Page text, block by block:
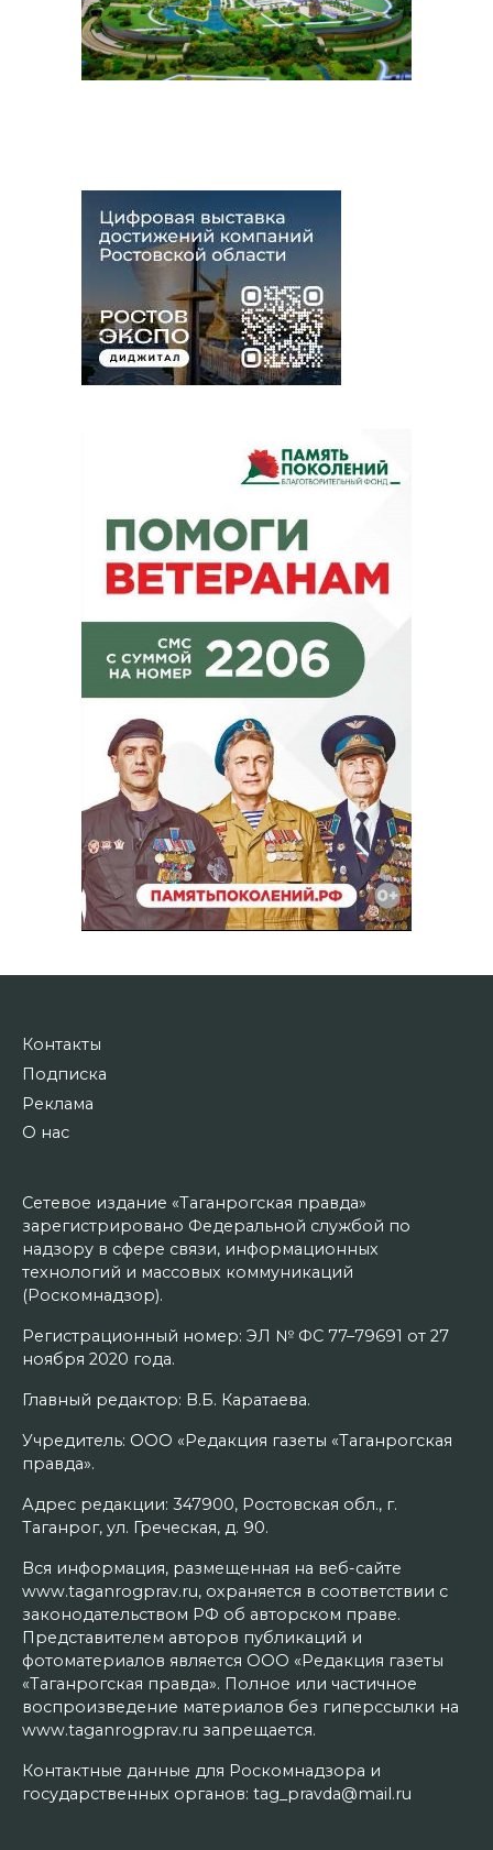
Контакты
Подписка
Реклама
О нас
Сетевое издание «Таганрогская правда»
зарегистрировано Федеральной службой по
надзору в сфере связи, информационных
технологий и массовых коммуникаций
(Роскомнадзор).
Регистрационный номер: ЭЛ № ФС 77–79691 от 27
ноября 2020 года.
Главный редактор: В.Б. Каратаева.
Учредитель: ООО «Редакция газеты «Таганрогская
правда».
Адрес редакции: 347900, Ростовская обл., г.
Таганрог, ул. Греческая, д. 90.
Вся информация, размещенная на веб-сайте
www.taganrogprav.ru, охраняется в соответствии с
законодательством РФ об авторском праве.
Представителем авторов публикаций и
фотоматериалов является ООО «Редакция газеты
«Таганрогская правда». Полное или частичное
воспроизведение материалов без гиперссылки на
www.taganrogprav.ru запрещается.
Контактные данные для Роскомнадзора и
государственных органов: tag_pravda@mail.ru